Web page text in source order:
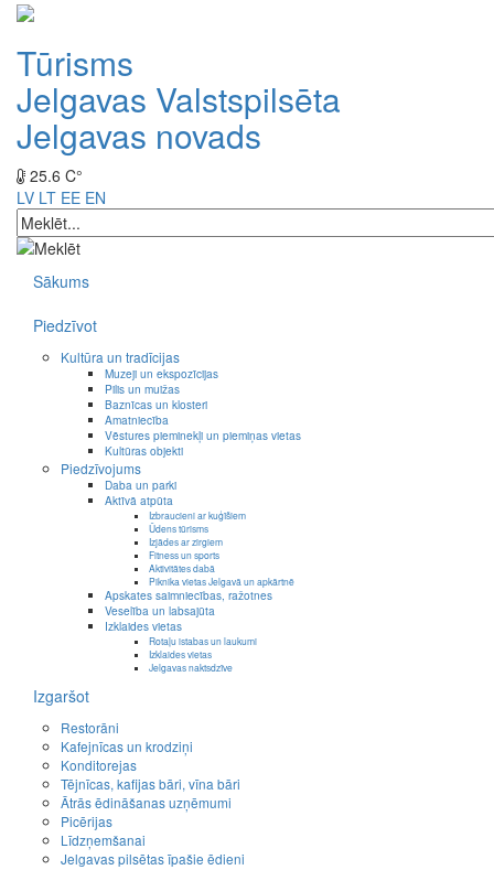
Tūrisms
Jelgavas Valstspilsēta
Jelgavas novads
25.6 C°
LV LT EE EN
Sākums
Piedzīvot
Kultūra un tradīcijas
Muzeji un ekspozīcijas
Pilis un muižas
Baznīcas un klosteri
Amatniecība
Vēstures pieminekļi un piemiņas vietas
Kultūras objekti
Piedzīvojums
Daba un parki
Aktīvā atpūta
Izbraucieni ar kuģīšiem
Ūdens tūrisms
Izjādes ar zirgiem
Fitness un sports
Aktivitātes dabā
Piknika vietas Jelgavā un apkārtnē
Apskates saimniecības, ražotnes
Veselība un labsajūta
Izklaides vietas
Rotaļu istabas un laukumi
Izklaides vietas
Jelgavas naktsdzīve
Izgaršot
Restorāni
Kafejnīcas un krodziņi
Konditorejas
Tējnīcas, kafijas bāri, vīna bāri
Ātrās ēdināšanas uzņēmumi
Picērijas
Līdzņemšanai
Jelgavas pilsētas īpašie ēdieni